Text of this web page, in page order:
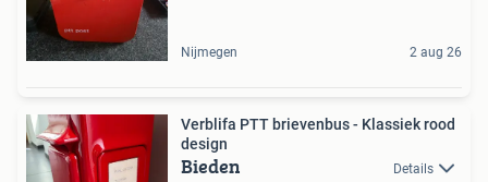
Nijmegen 2 aug 26
Verblifa PTT brievenbus - Klassiek rood
design
Bieden Details